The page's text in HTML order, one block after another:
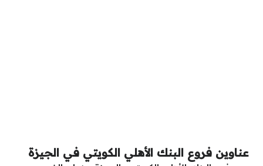
عناوين فروع البنك الأهلي الكويتي في الجيزة